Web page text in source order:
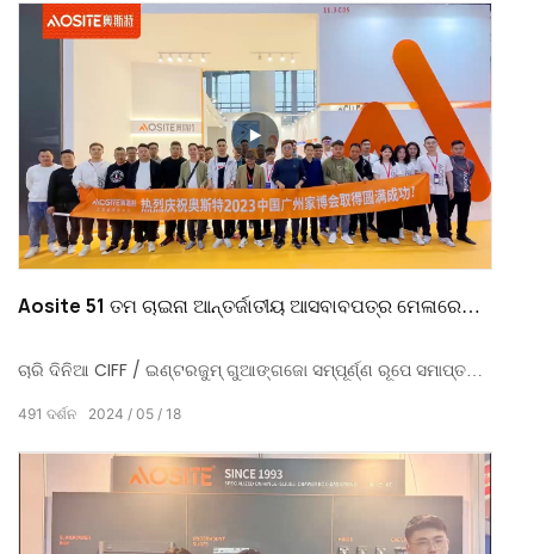
technical ଷୟିକ ସମାଧାନ ପାଇଁ ଗ୍ରାହକଙ୍କ ଦ୍ୱାରା ଉଚ୍ଚ ପ୍ରଶଂସା ଲାଭ
କଲା |
Aosite 51 ତମ ଚାଇନା ଆନ୍ତର୍ଜାତୀୟ ଆସବାବପତ୍ର ମେଳାରେ
ଚାରି ଦିନିଆ CIFF / ଇଣ୍ଟରଜୁମ୍ ଗୁଆଙ୍ଗଜୋ ସମ୍ପୂର୍ଣ୍ଣ ରୂପେ ସମାପ୍ତ
ହେଲା! AOSITE ଉତ୍ପାଦ ଏବଂ ସେବାଗୁଡିକର ସମର୍ଥନ ଏବଂ ସ୍ୱୀକୃତି ପାଇଁ
2024 05 18
491 ଦର୍ଶନ